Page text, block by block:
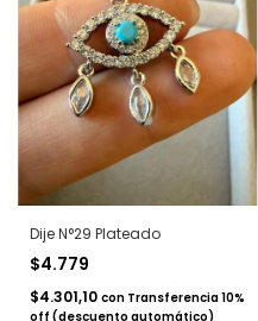
Dije N°29 Plateado
$4.779
$4.301,10 con Transferencia 10%
off (descuento automático)